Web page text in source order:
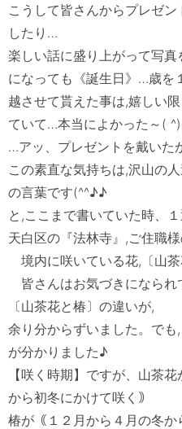
こうして皆さんからプレゼ
したり…
楽しい話に盛り上がって写
になっても《誕生日》…歳を
越させて貰えた事は,嬉しい
ていて…本当によかった～(
…アッ、プレゼントを戴いた
この素直な気持ちは,沢山の
の言葉です(^^♪♪
と,ここまで書いていた時、
天白区の『法林寺』,ご住職
境内に咲いている花,〔山
皆さんはお気づきになられ
〔山茶花と椿〕の違いが,
余り分からずいました。で
が分かりました♪
【咲く時期】ですが、山茶
から初冬にかけて咲く｠
椿が｟１２月から４月の冬か